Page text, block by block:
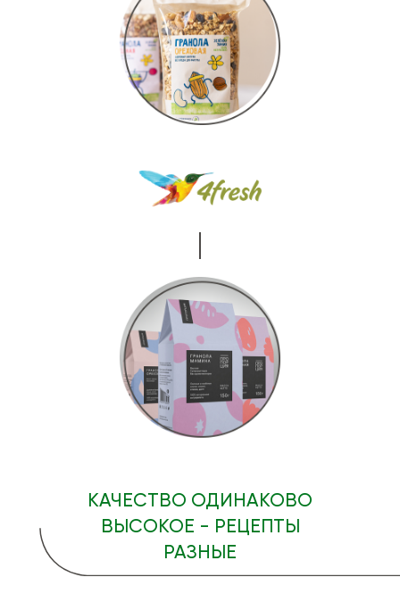
КАЧЕСТВО ОДИНАКОВО
ВЫСОКОЕ - РЕЦЕПТЫ
РАЗНЫЕ